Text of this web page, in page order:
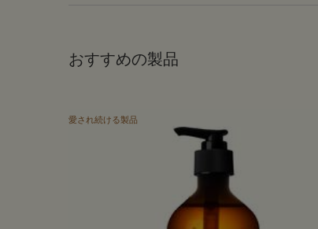
おすすめの製品
愛され続ける製品